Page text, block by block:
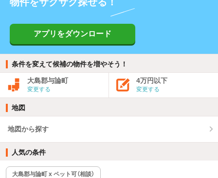
アプリをダウンロード
条件を変えて候補の物件を増やそう！
大島郡与論町
変更する
4万円以下
変更する
地図
地図から探す
人気の条件
大島郡与論町 x ペット可（相談）